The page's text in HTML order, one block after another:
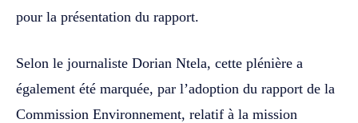
pour la présentation du rapport.
Selon le journaliste Dorian Ntela, cette plénière a
également été marquée, par l’adoption du rapport de la
Commission Environnement, relatif à la mission